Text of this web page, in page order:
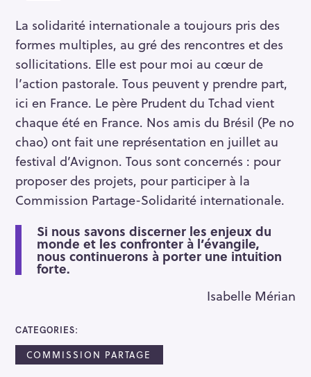
La solidarité internationale a toujours pris des
formes multiples, au gré des rencontres et des
sollicitations. Elle est pour moi au cœur de
l’action pastorale. Tous peuvent y prendre part,
ici en France. Le père Prudent du Tchad vient
chaque été en France. Nos amis du Brésil (Pe no
chao) ont fait une représentation en juillet au
festival d’Avignon. Tous sont concernés : pour
proposer des projets, pour participer à la
Commission Partage-Solidarité internationale.
Si nous savons discerner les enjeux du
monde et les confronter à l’évangile,
nous continuerons à porter une intuition
forte.
Isabelle Mérian
CATEGORIES
COMMISSION PARTAGE